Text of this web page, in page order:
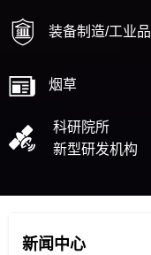
装备制造/工业品
烟草
科研院所
新型研发机构
新闻中心